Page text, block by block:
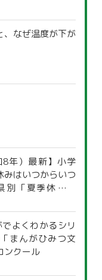
、なぜ温度が下が
8年）最新】小学
みはいつからいつ
「夏季休暇一
でよくわかるシリ
まんがひみつ文
ンクール